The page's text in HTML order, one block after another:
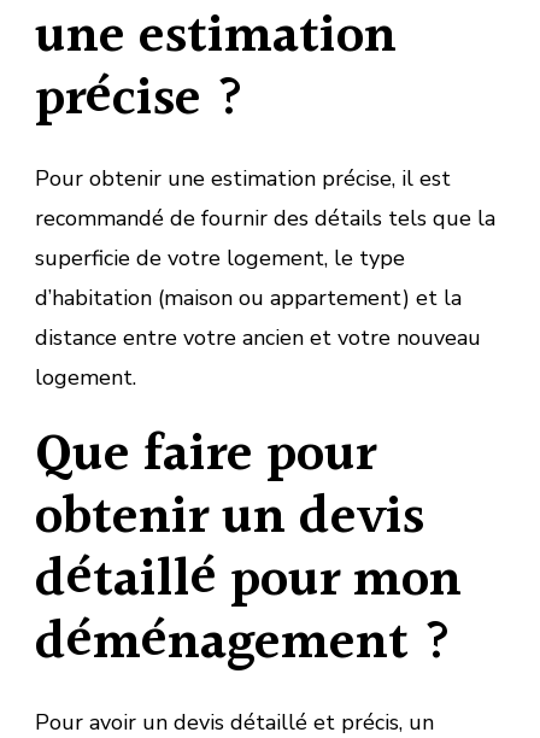
une estimation
précise ?
Pour obtenir une estimation précise, il est
recommandé de fournir des détails tels que la
superficie de votre logement, le type
d’habitation (maison ou appartement) et la
distance entre votre ancien et votre nouveau
logement.
Que faire pour
obtenir un devis
détaillé pour mon
déménagement ?
Pour avoir un devis détaillé et précis, un